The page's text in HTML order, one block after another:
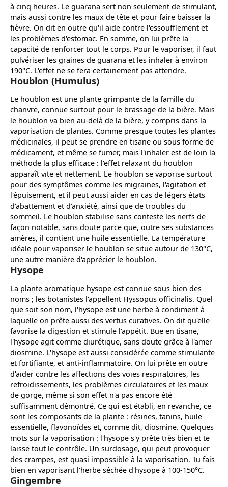
à cinq heures. Le guarana sert non seulement de stimulant,
mais aussi contre les maux de tête et pour faire baisser la
fièvre. On dit en outre qu'il aide contre l'essoufflement et
les problèmes d'estomac. En somme, on lui prête la
capacité de renforcer tout le corps. Pour le vaporiser, il faut
pulvériser les graines de guarana et les inhaler à environ
190°C. L'effet ne se fera certainement pas attendre.
Houblon (Humulus)
Le houblon est une plante grimpante de la famille du
chanvre, connue surtout pour le brassage de la bière. Mais
le houblon va bien au-delà de la bière, y compris dans la
vaporisation de plantes. Comme presque toutes les plantes
médicinales, il peut se prendre en tisane ou sous forme de
médicament, et même se fumer, mais l'inhaler est de loin la
méthode la plus efficace : l'effet relaxant du houblon
apparaît vite et nettement. Le houblon se vaporise surtout
pour des symptômes comme les migraines, l'agitation et
l'épuisement, et il peut aussi aider en cas de légers états
d'abattement et d'anxiété, ainsi que de troubles du
sommeil. Le houblon stabilise sans conteste les nerfs de
façon notable, sans doute parce que, outre ses substances
amères, il contient une huile essentielle. La température
idéale pour vaporiser le houblon se situe autour de 130°C,
une autre manière d'apprécier le houblon.
Hysope
La plante aromatique hysope est connue sous bien des
noms ; les botanistes l'appellent Hyssopus officinalis. Quel
que soit son nom, l'hysope est une herbe à condiment à
laquelle on prête aussi des vertus curatives. On dit qu'elle
favorise la digestion et stimule l'appétit. Bue en tisane,
l'hysope agit comme diurétique, sans doute grâce à l'amer
diosmine. L'hysope est aussi considérée comme stimulante
et fortifiante, et anti-inflammatoire. On lui prête en outre
d'aider contre les affections des voies respiratoires, les
refroidissements, les problèmes circulatoires et les maux
de gorge, même si son effet n'a pas encore été
suffisamment démontré. Ce qui est établi, en revanche, ce
sont les composants de la plante : résines, tanins, huile
essentielle, flavonoïdes et, comme dit, diosmine. Quelques
mots sur la vaporisation : l'hysope s'y prête très bien et te
laisse tout le contrôle. Un surdosage, qui peut provoquer
des crampes, est quasi impossible à la vaporisation. Tu fais
bien en vaporisant l'herbe séchée d'hysope à 100-150°C.
Gingembre